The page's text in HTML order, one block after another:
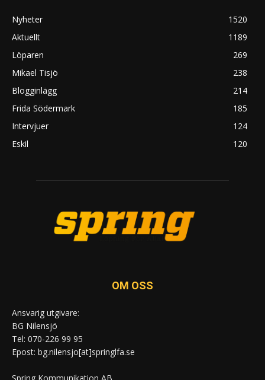
Nyheter
1520
Aktuellt
1189
Löparen
269
Mikael Tisjö
238
Blogginlägg
214
Frida Södermark
185
Intervjuer
124
Eskil
120
OM OSS
Ansvarig utgivare:
BG Nilensjö
Tel: 070-226 99 95
Epost: bg.nilensjo[at]springlfa.se
Spring Kommunikation AB